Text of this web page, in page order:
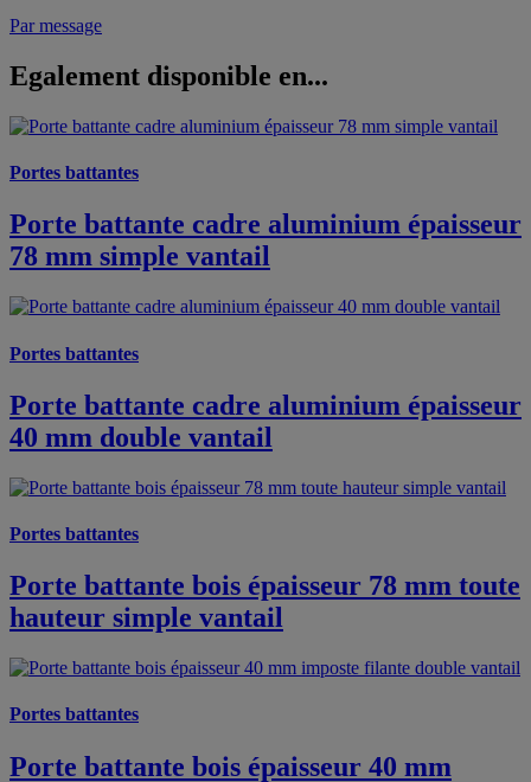
Par message
Egalement disponible en...
Portes battantes
Porte battante cadre aluminium épaisseur
78 mm simple vantail
Portes battantes
Porte battante cadre aluminium épaisseur
40 mm double vantail
Portes battantes
Porte battante bois épaisseur 78 mm toute
hauteur simple vantail
Portes battantes
Porte battante bois épaisseur 40 mm